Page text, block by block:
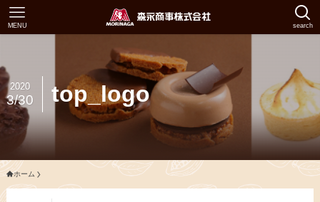
search
MENU
top_logo
2020
3/30
ホーム